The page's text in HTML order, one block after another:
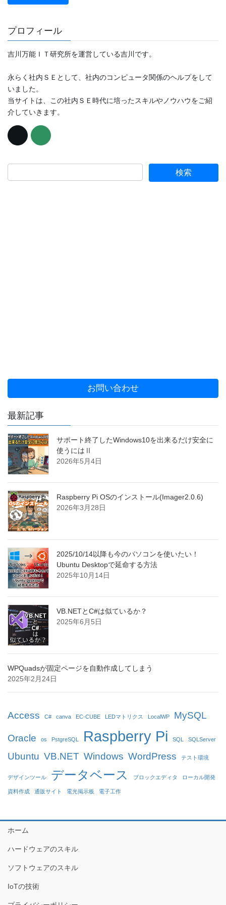
プロフィール
吉川万能ＩＴ研究所を運営している吉川です。
永らく社内ＳＥとして、社内のコンピュータ関係のヘルプをして
いました。
当サイトは、この社内ＳＥ時代に培ったスキルやノウハウをご紹
介していきます。
お問い合わせ
最新記事
サポート終了したWindows10を出来るだけ安全に
使うにはⅡ
2026年5月4日
Raspberry Pi OSのインストール(Imager2.0.6)
2026年3月28日
2025/10/14以降も今のパソコンを使いたい！
Ubuntu Desktopで延命する方法
2025年10月14日
VB.NETとC#は似ているか？
2025年6月5日
WPQuadsが固定ページを自動作成してしまう
2025年2月24日
Access C# canva EC-CUBE LEDマトリクス LocalWP MySQL
Oracle os PstgreSQL Raspberry Pi SQL SQLServer
Ubuntu VB.NET Windows WordPress テスト環境
デザインツール データベース ブロックエディタ ローカル開発
資料作成 通販サイト 電光掲示板 電子工作
ホーム
ハードウェアのスキル
ソフトウェアのスキル
IoTの技術